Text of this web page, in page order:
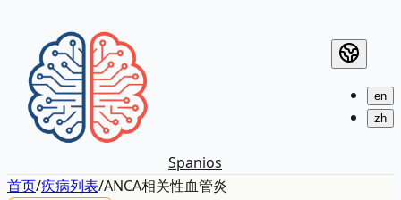
Spanios
en
zh
首页/疾病列表/ANCA相关性血管炎